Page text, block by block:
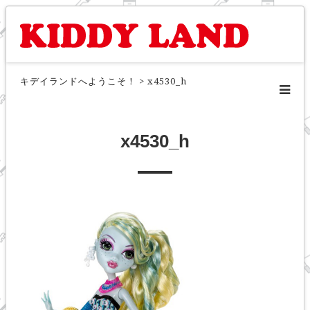
キデイランドへようこそ！ > x4530_h
x4530_h